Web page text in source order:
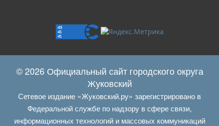
© 2026 Официальный сайт городского округа
Жуковский
Сетевое издание «Жуковский.ру» зарегистрировано в
Федеральной службе по надзору в сфере связи,
информационных технологий и массовых коммуникаций